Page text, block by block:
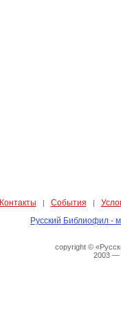
Контакты | События |
Русский Библиофил -
copyright ©
2003 —